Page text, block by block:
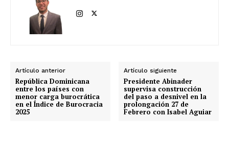
Artículo anterior
República Dominicana
entre los países con
menor carga burocrática
en el Índice de Burocracia
2025
Artículo siguiente
Presidente Abinader
supervisa construcción
del paso a desnivel en la
prolongación 27 de
Febrero con Isabel Aguiar